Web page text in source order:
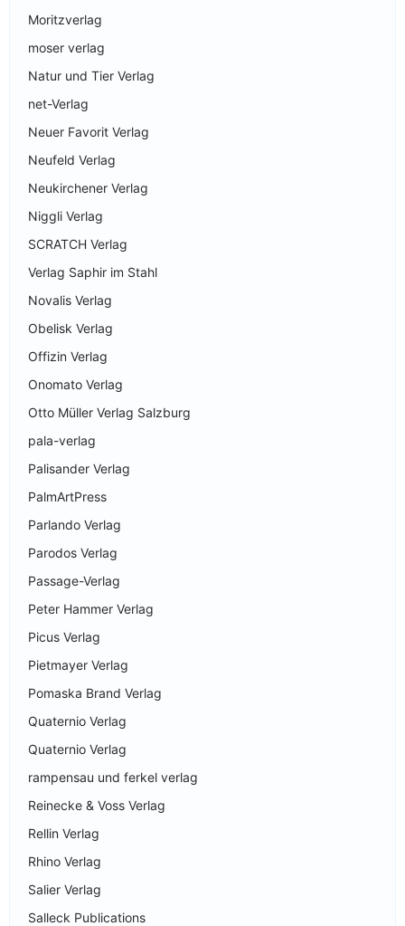
Moritzverlag
moser verlag
Natur und Tier Verlag
net-Verlag
Neuer Favorit Verlag
Neufeld Verlag
Neukirchener Verlag
Niggli Verlag
SCRATCH Verlag
Verlag Saphir im Stahl
Novalis Verlag
Obelisk Verlag
Offizin Verlag
Onomato Verlag
Otto Müller Verlag Salzburg
pala-verlag
Palisander Verlag
PalmArtPress
Parlando Verlag
Parodos Verlag
Passage-Verlag
Peter Hammer Verlag
Picus Verlag
Pietmayer Verlag
Pomaska Brand Verlag
Quaternio Verlag
Quaternio Verlag
rampensau und ferkel verlag
Reinecke & Voss Verlag
Rellin Verlag
Rhino Verlag
Salier Verlag
Salleck Publications